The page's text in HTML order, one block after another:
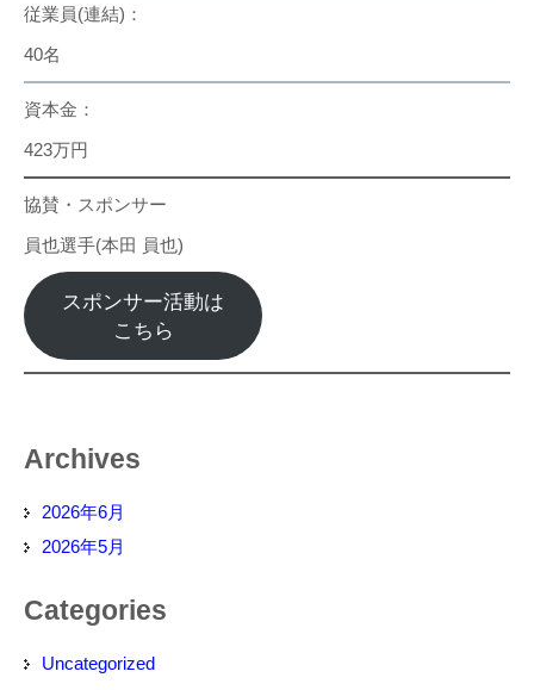
従業員(連結)：
40名
資本金：
423万円
協賛・スポンサー
員也選手(本田 員也)
スポンサー活動は
こちら
Archives
2026年6月
2026年5月
Categories
Uncategorized